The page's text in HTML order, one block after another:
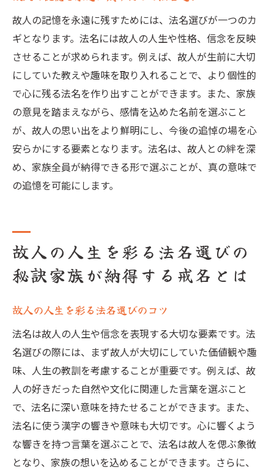
故人の記憶を永遠に残すためには、法名選びが一つのカ
ギとなります。法名には故人の人生や性格、信念を反映
させることが求められます。例えば、故人が生前に大切
にしていた教えや趣味を取り入れることで、より個性的
で心に残る法名を作り出すことができます。また、家族
の意見を踏まえながら、感情を込めた名前を選ぶこと
が、故人の思い出をより鮮明にし、今後の追悼の場を心
安らかにする要素となります。法名は、故人との絆を深
め、家族全員が納得できる形で選ぶことが、真の意味で
の追憶を可能にします。
故人の人生を彩る法名選びの
秘訣家族が納得する戒名とは
故人の人生を彩る法名選びのコツ
法名は故人の人生や信念を表現する大切な要素です。法
名選びの際には、まず故人が大切にしていた価値観や趣
味、人生の教訓を考慮することが重要です。例えば、故
人の好きだった自然や文化に関連した言葉を選ぶこと
で、法名に深い意味を持たせることができます。また、
法名に使う漢字の響きや意味も大切です。心に響くよう
な響きを持つ言葉を選ぶことで、法名は故人を偲ぶ象徴
となり、家族の想いを込めることができます。さらに、